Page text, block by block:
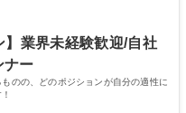
度、未経験からでも下限年収
修学校 高校 語学力： 資格：第
】業界未経験歓迎/自社
ナー
のの、どのポジションが自分の適性に